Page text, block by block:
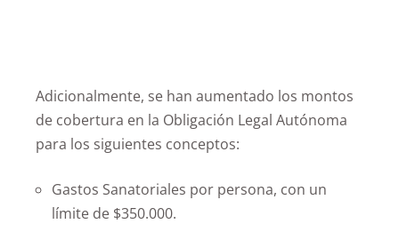
Adicionalmente, se han aumentado los montos
de cobertura en la Obligación Legal Autónoma
para los siguientes conceptos:
Gastos Sanatoriales por persona, con un
límite de $350.000.